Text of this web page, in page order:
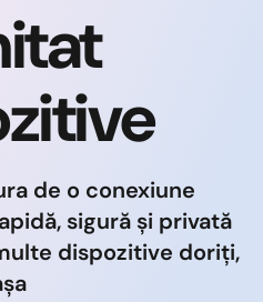
de o conexiune
sigură și privată
dispozitive doriți,